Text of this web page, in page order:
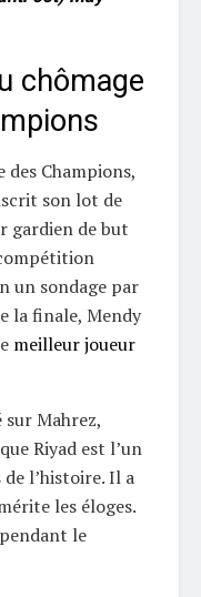
chômage
Champions,
son lot de
gardien de but
un sondage par
la finale, Mendy
meilleur joueur
Mahrez,
Riyad est l’un
l’histoire. Il a
les éloges.
le